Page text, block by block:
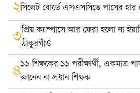
২সিলেট বোর্ডে এসএসসিতে পাসের
৩প্রিয় ক্যাম্পাসে আর ফেরা হলো না
ঠাকুরগাঁও
৪১১ শিক্ষকের ১১ পরীক্ষার্থী, একমাত্র
জানেন না প্রধান শিক্ষক